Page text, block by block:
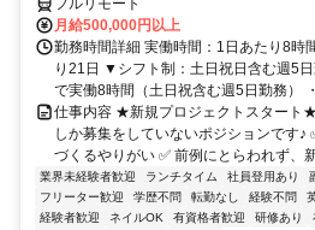
フルリモート
月給500,000円以上
勤務時間詳細 実働時間：1日あたり8時
り21日 ▼シフト制：土日祝日含む週5
で実働8時間（土日祝含む週5日勤務）
仕事内容 ★新規プロジェクトスタート★
しか募集をしていないポジションです♪
づくるやりがい ✅ 前例にとらわれず、
業界未経験者歓迎 ランチタイム 社員登用あり
フリーター歓迎
学歴不問 転勤なし 経験不問
経験者歓迎
ネイルOK 有資格者歓迎 研修あり